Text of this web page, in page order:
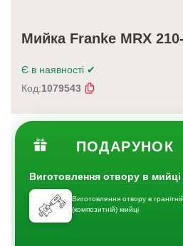
Мийка Franke MRX
Є в наявності ✔
Код:1079543
ПОДАРУНОК
Виготовлення отвору в
Виготовлення отвору в гранітній
(композитній) мийці